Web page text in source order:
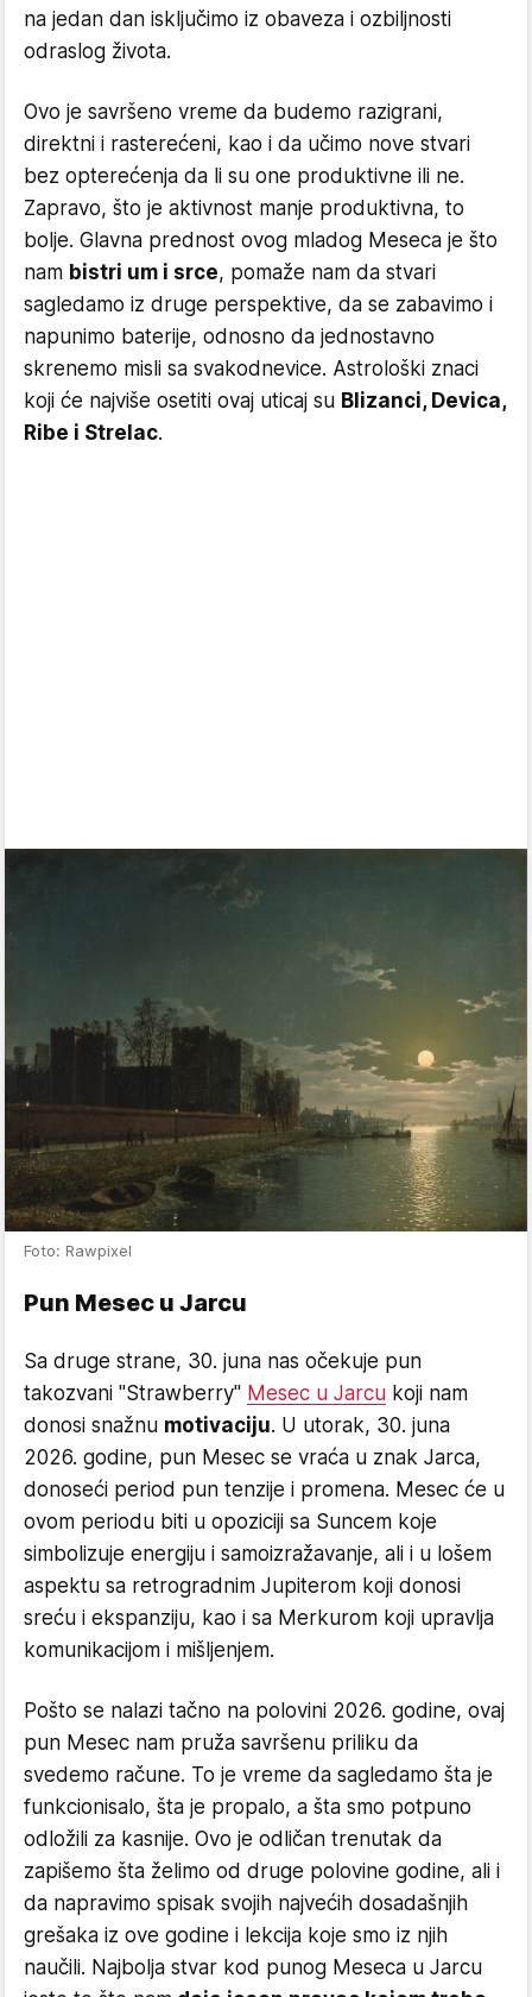
na jedan dan isključimo iz obaveza i ozbiljnosti
odraslog života.
Ovo je savršeno vreme da budemo razigrani,
direktni i rasterećeni, kao i da učimo nove stvari
bez opterećenja da li su one produktivne ili ne.
Zapravo, što je aktivnost manje produktivna, to
bolje. Glavna prednost ovog mladog Meseca je što
nam bistri um i srce, pomaže nam da stvari
sagledamo iz druge perspektive, da se zabavimo i
napunimo baterije, odnosno da jednostavno
skrenemo misli sa svakodnevice. Astrološki znaci
koji će najviše osetiti ovaj uticaj su Blizanci, Devica,
Ribe i Strelac.
Foto: Rawpixel
Pun Mesec u Jarcu
Sa druge strane, 30. juna nas očekuje pun
takozvani "Strawberry" Mesec u Jarcu koji nam
donosi snažnu motivaciju. U utorak, 30. juna
2026. godine, pun Mesec se vraća u znak Jarca,
donoseći period pun tenzije i promena. Mesec će u
ovom periodu biti u opoziciji sa Suncem koje
simbolizuje energiju i samoizražavanje, ali i u lošem
aspektu sa retrogradnim Jupiterom koji donosi
sreću i ekspanziju, kao i sa Merkurom koji upravlja
komunikacijom i mišljenjem.
Pošto se nalazi tačno na polovini 2026. godine, ovaj
pun Mesec nam pruža savršenu priliku da
svedemo račune. To je vreme da sagledamo šta je
funkcionisalo, šta je propalo, a šta smo potpuno
odložili za kasnije. Ovo je odličan trenutak da
zapišemo šta želimo od druge polovine godine, ali i
da napravimo spisak svojih najvećih dosadašnjih
grešaka iz ove godine i lekcija koje smo iz njih
naučili. Najbolja stvar kod punog Meseca u Jarcu